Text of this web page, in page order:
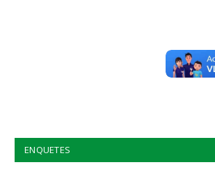
ENQUETES